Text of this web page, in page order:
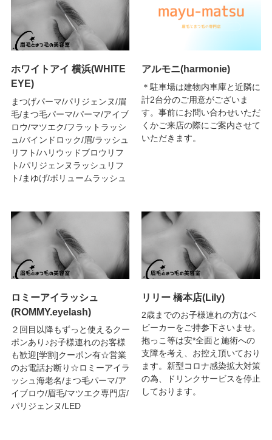
ホワイトアイ 横浜(WHITE
EYE)
まつげパーマ/パリジェンヌ/眉
毛/まつ毛パーマ/パーマ/アイブ
ロウ/マツエク/フラットラッシ
ュ/バインドロック/眉/ラッシュ
リフト/ハリウッドブロウリフ
ト/パリジェンヌラッシュリフ
ト/まゆげ/ボリュームラッシュ
アルモニ(harmonie)
＊駐車場は建物内車庫と近隣に
計2台分のご用意がございま
す。事前にお問い合わせいただ
くかご来店の際にご案内させて
いただきます。
ロミーアイラッシュ
(ROMMY.eyelash)
２回目以降もずっと使えるクー
ポンあり♪お子様連れのお客様
も歓迎[学割]クーポン有☆営業
のお電話お断り☆ロミーアイラ
ッシュ海老名/まつ毛パーマ/ア
イブロウ/眉毛/マツエク専門店/
パリジェンヌ/LED
リリー 橋本店(Lily)
2歳までのお子様連れの方はベ
ビーカーをご持参下さいませ。
抱っこ等は安*全面と施術への
支障を考え、お控え頂いており
ます。新型コロナ感染拡大対策
の為、ドリンクサービスを停止
しております。